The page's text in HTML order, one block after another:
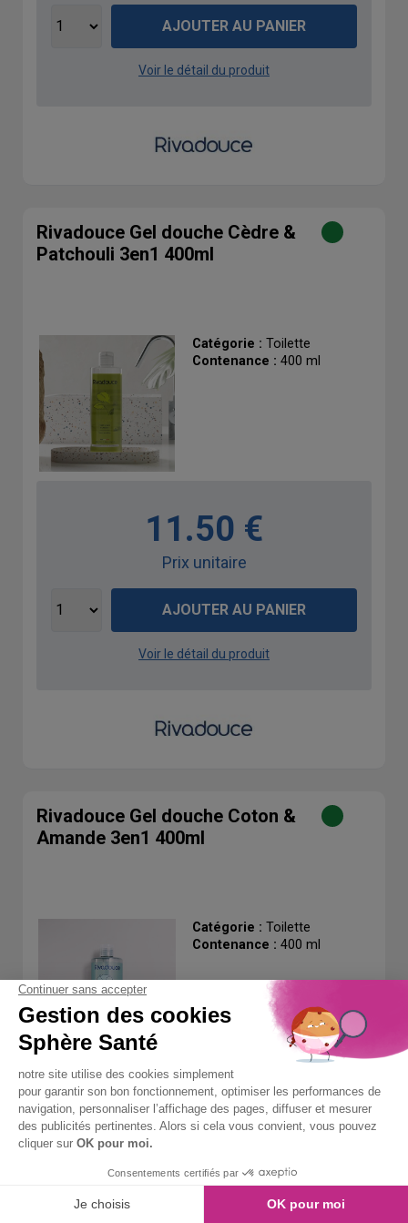
AJOUTER AU PANIER
Voir le détail du produit
Rivadouce Gel douche Cèdre &
Patchouli 3en1 400ml
Catégorie : Toilette
Contenance : 400 ml
11.50 €
Prix unitaire
AJOUTER AU PANIER
Voir le détail du produit
Rivadouce Gel douche Coton &
Amande 3en1 400ml
Catégorie : Toilette
Contenance : 400 ml
11.20 €